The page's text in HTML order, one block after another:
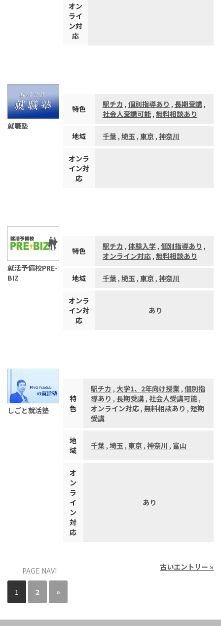
オン
ライ
ン対
応
就職塾
特色 駅チカ , 個別指導あり , 長期受講,
社会人受講可能, 無料相談あり
地域 千葉, 埼玉 , 東京 , 神奈川
オンラ
イン対
応
就活予備校PRE-
BIZ
特色 駅チカ , 体験入学, 個別指導あり ,
オンライン対応, 無料相談あり
地域 千葉, 埼玉, 東京, 神奈川
オンラ
イン対
応
あり
しごと就活塾
特
色
駅チカ , 大学1、2年向け授業, 個別指
導あり , 長期受講, 社会人受講可能,
オンライン対応, 無料相談あり , 短期
受講
地
域
千葉, 埼玉, 東京, 神奈川 , 富山
オ
ン
ラ
イ
ン
対
応
あり
古いエントリー »
PAGE NAVI
1 2 »